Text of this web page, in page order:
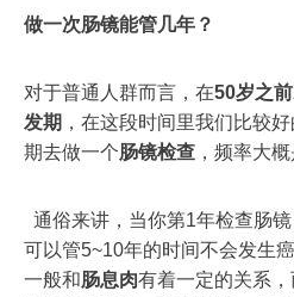
做一次肠镜能管几年？
对于普通人群而言，在50岁之前
发期 ，在这段时间里我们比较
期去做一个肠镜检查 ，频率大
通俗来讲，当你第1年检查肠镜
可以管5~10年的时间不会发生
一般和肠息肉有着一定的关系